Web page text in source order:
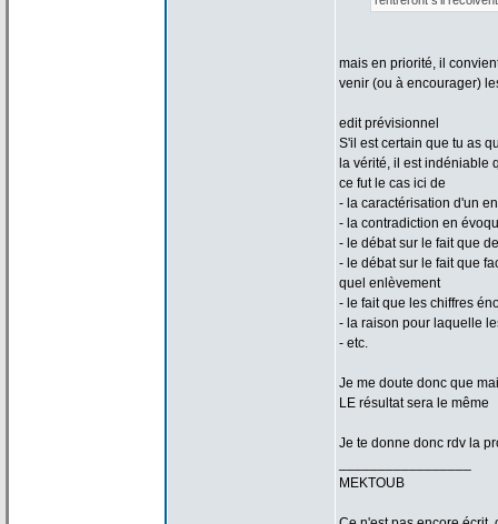
mais en priorité, il
venir (ou à encourager)
edit prévisionnel
S'il est certain que tu as
la vérité, il est indéniable
ce fut le cas ici de
- la caractérisation d'un
- la contradiction en
- le débat sur le fait que
- le débat sur le fait que
quel enlèvement
- le fait que les chiffres
- la raison pour laquelle
- etc.
Je me doute donc que
LE résultat sera le même
Je te donne donc rdv la
MEKTOUB